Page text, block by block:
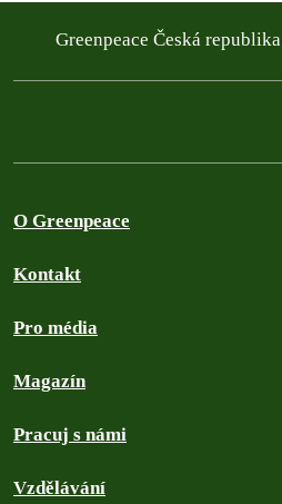
Greenpeace Česká republika
O Greenpeace
Kontakt
Pro média
Magazín
Pracuj s námi
Vzdělávání